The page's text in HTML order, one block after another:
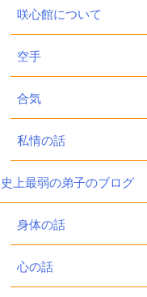
咲心館について
空手
合気
私情の話
史上最弱の弟子のブログ
身体の話
心の話